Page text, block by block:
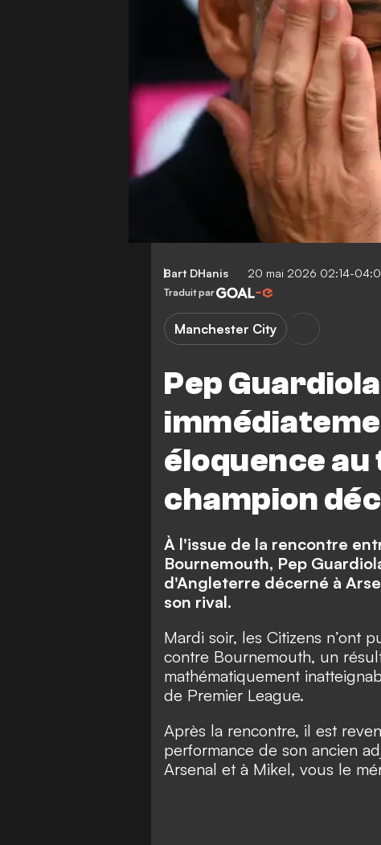
Bart DHanis 20 mai 2026 02:14-
Traduit par
Pep
éloquence
champion
Manchester City
À l'issue de la rencontre
Bournemouth, Pep
d'Angleterre décerné à
son rival.
Mardi soir, les Citizens n’ont
contre Bournemouth, un
mathématiquement
de Premier League.
Après la rencontre, il est
performance de son ancien
Arsenal et à Mikel, vous le